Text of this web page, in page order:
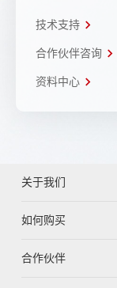
技术支持
合作伙伴咨询
资料中心
关于我们
如何购买
合作伙伴